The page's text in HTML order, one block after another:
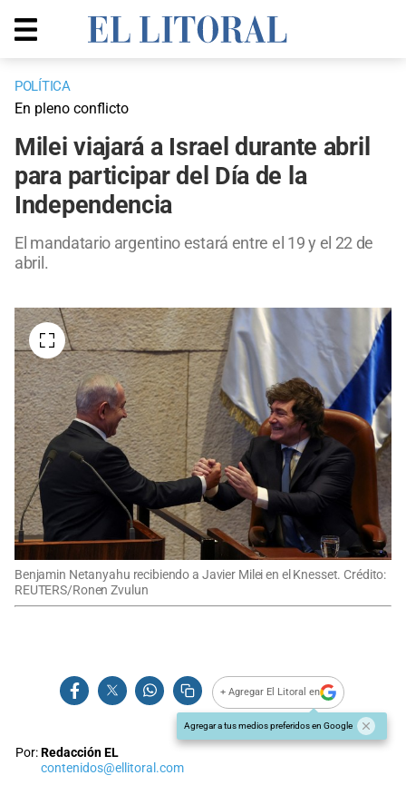
POLÍTICA
En pleno conflicto
Milei viajará a Israel durante abril
para participar del Día de la
Independencia
El mandatario argentino estará entre el 19 y el 22 de
abril.
Benjamin Netanyahu recibiendo a Javier Milei en el Knesset. Crédito:
REUTERS/Ronen Zvulun
+ Agregar El Litoral en
Agregar a tus medios preferidos en Google
Por:Redacción EL
contenidos@ellitoral.com